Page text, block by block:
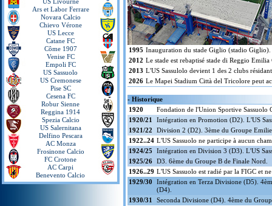
Ars et Labor Ferrare
Novara Calcio
Chievo Vérone
US Lecce
Catane FC
Côme 1907
Venise FC
Empoli FC
US Sassuolo
US Cremonese
Pise SC
Cesena FC
Robur Sienne
Reggina 1914
Spezia Calcio
US Salernitana
Delfino Pescara
AC Monza
Frosinone Calcio
FC Crotone
AC Carpi
Benevento Calcio
1995 Inauguration du stade Giglio (stadio Giglio).
2012 Le stade est rebaptisé stade di Reggio
2013 L'US Sassulolo devient 1 des 2 clubs
2026 Le Mapei Stadium Città del Tricolore peut
- Historique
1920
Fondation de l'Union Sportive Sassuolo
1920/21
Intégration en Promotion (D2). L'US
1921/22
Division 2 (D2). 3ème du Groupe
1922..24 L'US Sassuolo ne participe à aucun
1924/25
Intégration en Division 3 (D3). L'US
1925/26 D3. 6ème du Groupe B de Finale Nord.
1926..29 L'US Sassuolo est radié par la FIGC et
1929/30
Intégration en Terza Divisione (D5).
(D4).
1930/31
Seconda Divisione (D4). 4ème du